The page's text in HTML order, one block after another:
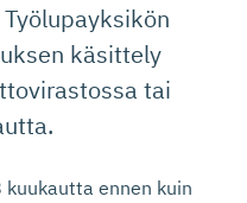
käsittely
tai
ennen kuin